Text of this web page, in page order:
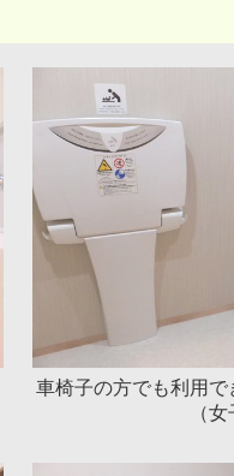
車椅子の方でも利用
（